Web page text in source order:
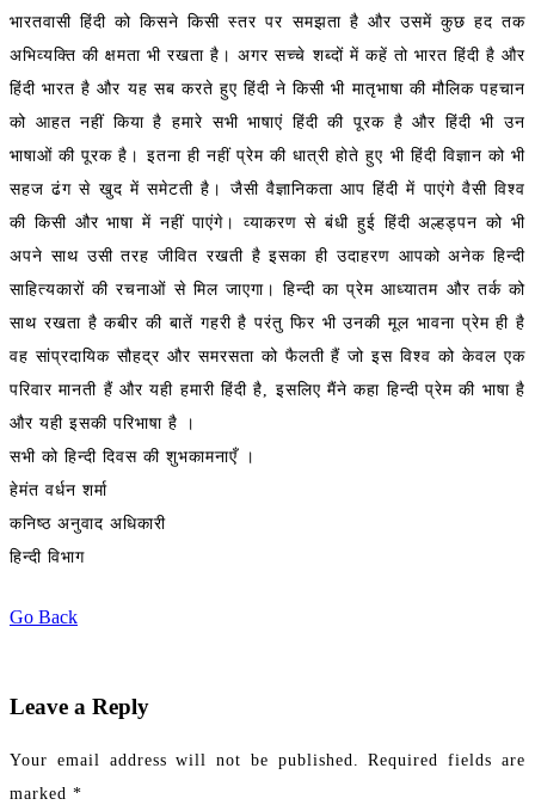
भारतवासी हिंदी को किसने किसी स्तर पर समझता है और उसमें कुछ हद तक
अभिव्यक्ति की क्षमता भी रखता है। अगर सच्चे शब्दों में कहें तो भारत हिंदी है और
हिंदी भारत है और यह सब करते हुए हिंदी ने किसी भी मातृभाषा की मौलिक पहचान
को आहत नहीं किया है हमारे सभी भाषाएं हिंदी की पूरक है और हिंदी भी उन
भाषाओं की पूरक है। इतना ही नहीं प्रेम की धात्री होते हुए भी हिंदी विज्ञान को भी
सहज ढंग से खुद में समेटती है। जैसी वैज्ञानिकता आप हिंदी में पाएंगे वैसी विश्व
की किसी और भाषा में नहीं पाएंगे। व्याकरण से बंधी हुई हिंदी अल्हड्पन को भी
अपने साथ उसी तरह जीवित रखती है इसका ही उदाहरण आपको अनेक हिन्दी
साहित्यकारों की रचनाओं से मिल जाएगा। हिन्दी का प्रेम आध्यातम और तर्क को
साथ रखता है कबीर की बातें गहरी है परंतु फिर भी उनकी मूल भावना प्रेम ही है
वह सांप्रदायिक सौहद्र और समरसता को फैलती हैं जो इस विश्व को केवल एक
परिवार मानती हैं और यही हमारी हिंदी है, इसलिए मैंने कहा हिन्दी प्रेम की भाषा है
और यही इसकी परिभाषा है ।
सभी को हिन्दी दिवस की शुभकामनाएँ ।
हेमंत वर्धन शर्मा
कनिष्ठ अनुवाद अधिकारी
हिन्दी विभाग
Go Back
Leave a Reply
Your email address will not be published.
Required fields are
marked *